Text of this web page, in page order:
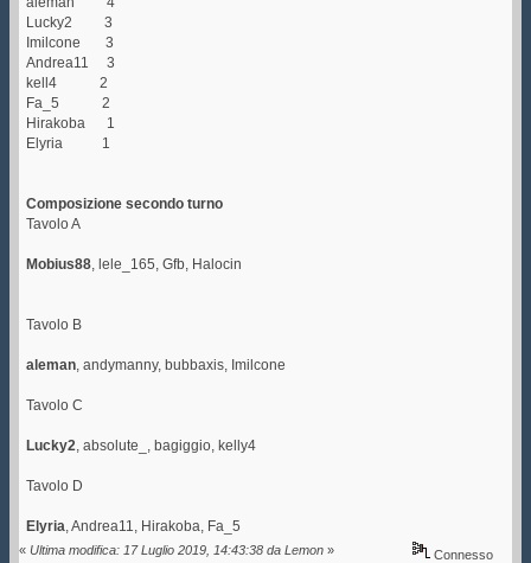
Lucky2 3
Imilcone 3
Andrea11 3
kell4 2
Fa_5 2
Hirakoba 1
Elyria 1
Composizione secondo turno
Tavolo A
Mobius88 , lele_165, Gfb, Halocin
Tavolo B
aleman , andymanny, bubbaxis, Imilcone
Tavolo C
Lucky2 , absolute_, bagiggio, kelly4
Tavolo D
Elyria , Andrea11, Hirakoba, Fa_5
« Ultima modifica: 17 Luglio 2019, 14:43:38 da Lemon » Connesso